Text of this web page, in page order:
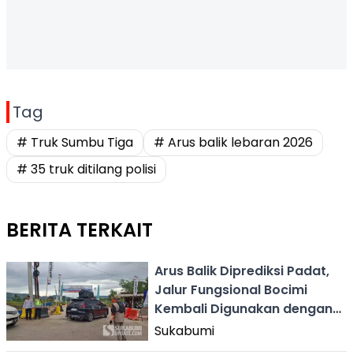
Tag
# Truk Sumbu Tiga
# Arus balik lebaran 2026
# 35 truk ditilang polisi
BERITA TERKAIT
Arus Balik Diprediksi Padat,
Jalur Fungsional Bocimi
Kembali Digunakan dengan
Pengaturan Waktu
Sukabumi